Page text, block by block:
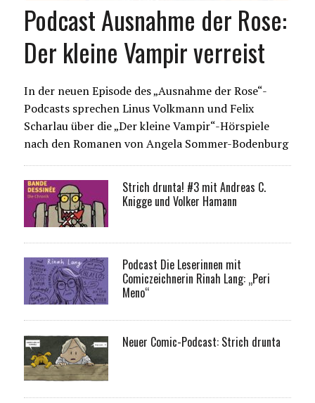
Podcast Ausnahme der Rose:
Der kleine Vampir verreist
In der neuen Episode des „Ausnahme der Rose“-
Podcasts sprechen Linus Volkmann und Felix
Scharlau über die „Der kleine Vampir“-Hörspiele
nach den Romanen von Angela Sommer-Bodenburg
Strich drunta! #3 mit Andreas C.
Knigge und Volker Hamann
Podcast Die Leserinnen mit
Comiczeichnerin Rinah Lang: „Peri
Meno“
Neuer Comic-Podcast: Strich drunta